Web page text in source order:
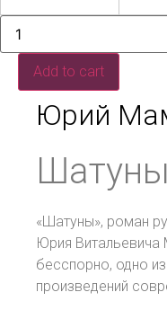
Шатуны
quantity
Add to cart
Юрий
Шатуны
«Шатуны», роман
Юрия
бесспорно, одно
произведений